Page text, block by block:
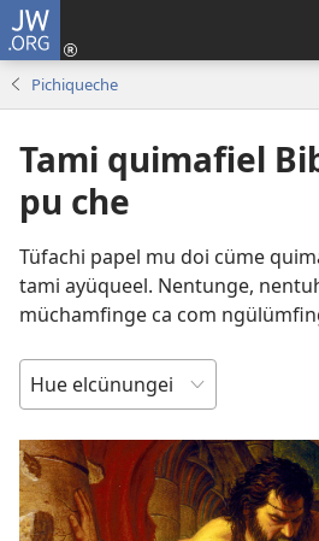
JW.ORG
Pichiqueche
Tami quimafiel
pu che
Tüfachi papel mu doi cüme
tami ayüqueel. Nentunge,
müchamfinge ca com
FEIMU
ELÜN